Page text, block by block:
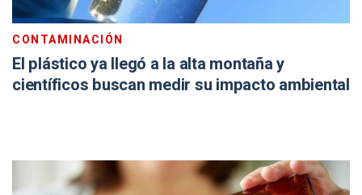
CONTAMINACIÓN
El plástico ya llegó a la alta montaña y
científicos buscan medir su impacto ambiental